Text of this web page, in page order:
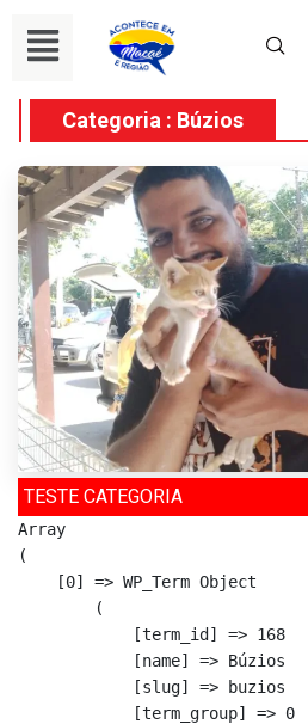
Categoria : Búzios
TESTE CATEGORIA
Array
(
    [0] => WP_Term Object
        (
            [term_id] => 168
            [name] => Búzios
            [slug] => buzios
            [term_group] => 0